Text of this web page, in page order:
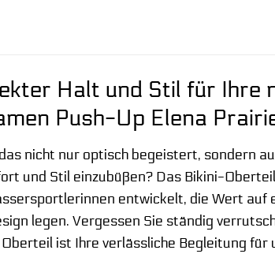
Halt und Stil für Ihre
Push-Up Elena
nicht nur optisch begeistert, sondern
und Stil einzubüßen? Das Bikini-Oberteil
entwickelt, die Wert auf
legen. Vergessen Sie ständig
ist Ihre verlässliche Begleitung für